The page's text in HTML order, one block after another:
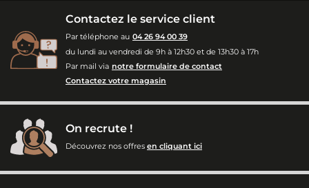
Contactez le service client
Par téléphone au 04 26 94 00 39
du lundi au vendredi de 9h à 12h30 et de 13h30 à 17h
Par mail via notre formulaire de contact
Contactez votre magasin
On recrute !
Découvrez nos offres en cliquant ici